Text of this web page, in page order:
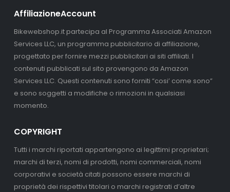
AffiliazioneAccount
Bikewebshop.it partecipa al Programma Associati Amazon
Services LLC, un programma pubblicitario di affiliazione,
progettato per fornire mezzi pubblicitari ai siti affiliati. I
contenuti pubblicati sul sito provengono da Amazon
Services LLC. Questi contenuti sono forniti “cosi’ come sono”
e sono soggetti a modifiche o rimozioni in qualsiasi
momento.
COPYRIGHT
Tutti i marchi riportati appartengono ai legittimi proprietari;
marchi di terzi, nomi di prodotti, nomi commerciali, nomi
corporativi e società citati possono essere marchi di
proprietà dei rispettivi titolari o marchi registrati d’altre